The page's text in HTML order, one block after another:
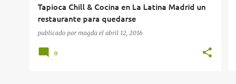
Tapioca Chill & Cocina en La Latina Madrid un
restaurante para quedarse
publicado por magda el abril 12, 2016
0